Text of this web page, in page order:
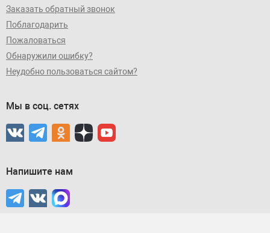
Заказать обратный звонок
Поблагодарить
Пожаловаться
Обнаружили ошибку?
Неудобно пользоваться сайтом?
Мы в соц. сетях
Напишите нам